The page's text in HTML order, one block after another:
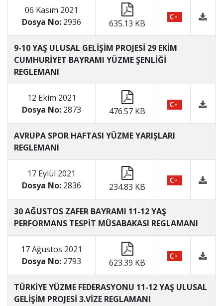
06 Kasım 2021
Dosya No: 2936 635.13 KB
9-10 YAŞ ULUSAL GELİŞİM PROJESİ 29 EKİM
CUMHURİYET BAYRAMI YÜZME ŞENLİĞİ
REGLEMANI
12 Ekim 2021
Dosya No: 2873 476.57 KB
AVRUPA SPOR HAFTASI YÜZME YARIŞLARI
REGLEMANI
17 Eylül 2021
Dosya No: 2836 234.83 KB
30 AĞUSTOS ZAFER BAYRAMI 11-12 YAŞ
PERFORMANS TESPİT MÜSABAKASI REGLAMANI
17 Ağustos 2021
Dosya No: 2793 623.39 KB
TÜRKİYE YÜZME FEDERASYONU 11-12 YAŞ ULUSAL
GELİŞİM PROJESİ 3.VİZE REGLAMANI